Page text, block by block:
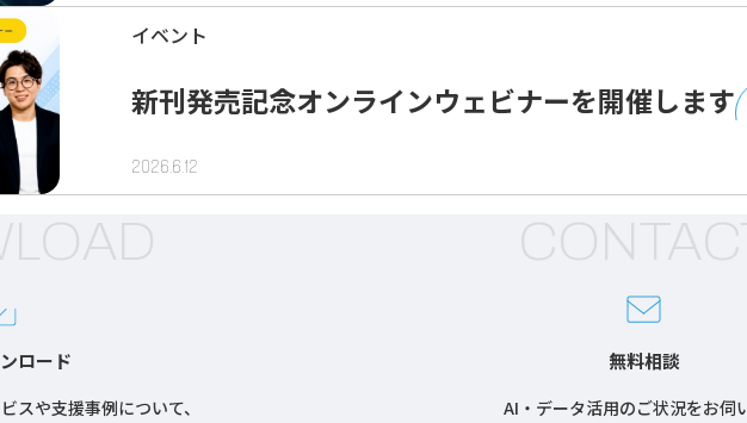
イベント
新刊発売記念オンラインウェビナーを開催します
2026.6.12
ロード
スや支援事例について、
無料相談
AI・データ活用のご状況をお伺